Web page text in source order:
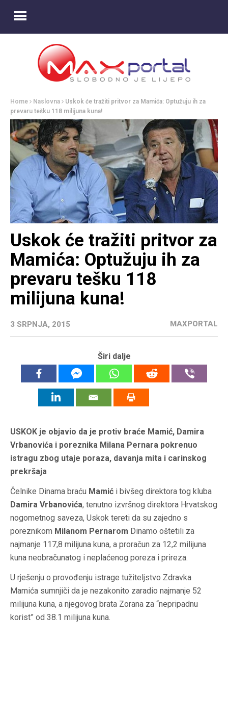
Home Naslovna
Uskok će tražiti pritvor za Mamića: Optužuju ih za
prevaru tešku 118 milijuna kuna!
Uskok će tražiti pritvor za
Mamića: Optužuju ih za
prevaru tešku 118
milijuna kuna!
3 SRPNJA, 2015 MAXPORTAL
Širi dalje
USKOK je objavio da je protiv braće Mamić, Damira
Vrbanovića i poreznika Milana Pernara pokrenuo
istragu zbog utaje poraza, davanja mita i carinskog
prekršaja
Čelnike Dinama braću Mamić i bivšeg direktora tog kluba
Damira Vrbanovića, tenutno izvršnog direktora Hrvatskog
nogometnog saveza, Uskok tereti da su zajedno s
poreznikom Milanom Pernarom Dinamo oštetili za
najmanje 117,8 milijuna kuna, a proračun za 12,2 milijuna
kuna neobračunatog i neplaćenog poreza i prireza.
U rješenju o provođenju istrage tužiteljstvo Zdravka
Mamića sumnjiči da je nezakonito zaradio najmanje 52
milijuna kuna, a njegovog brata Zorana za “nepripadnu
korist” od 38.1 milijuna kuna.